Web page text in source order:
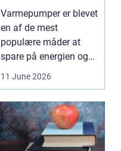
rigtige løsning
Varmepumper er blevet
en af de mest
populære måder at
spare på energien og
få et bedre indeklima
11 June 2026